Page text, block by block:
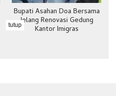
Bupati Asahan Doa Bersama
Jelang Renovasi Gedung
Kantor Imigras
tutup